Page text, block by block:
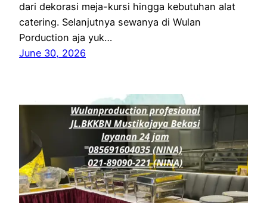
dari dekorasi meja-kursi hingga kebutuhan alat
catering. Selanjutnya sewanya di Wulan
Porduction aja yuk…
June 30, 2026